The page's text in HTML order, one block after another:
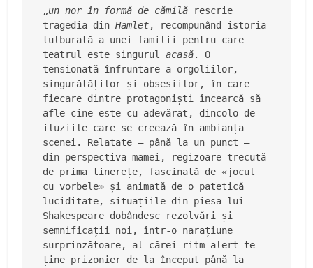
„un nor în formă de cămilă rescrie
tragedia din Hamlet, recompunând istoria
tulburată a unei familii pentru care
teatrul este singurul acasă. O
tensionată înfruntare a orgoliilor,
singurătăților și obsesiilor, în care
fiecare dintre protagoniști încearcă să
afle cine este cu adevărat, dincolo de
iluziile care se creează în ambianța
scenei. Relatate – până la un punct –
din perspectiva mamei, regizoare trecută
de prima tinerețe, fascinată de «jocul
cu vorbele» și animată de o patetică
luciditate, situațiile din piesa lui
Shakespeare dobândesc rezolvări și
semnificații noi, într-o narațiune
surprinzătoare, al cărei ritm alert te
ține prizonier de la început până la